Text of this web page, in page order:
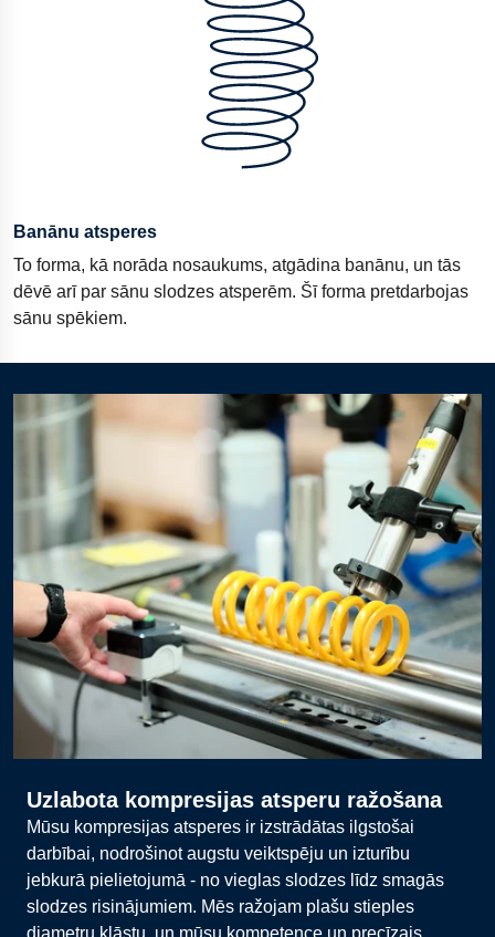
Banānu atsperes
To forma, kā norāda nosaukums, atgādina banānu, un tās
dēvē arī par sānu slodzes atsperēm. Šī forma pretdarbojas
sānu spēkiem.
Uzlabota kompresijas atsperu ražošana
Mūsu kompresijas atsperes ir izstrādātas ilgstošai
darbībai, nodrošinot augstu veiktspēju un izturību
jebkurā pielietojumā - no vieglas slodzes līdz smagās
slodzes risinājumiem. Mēs ražojam plašu stieples